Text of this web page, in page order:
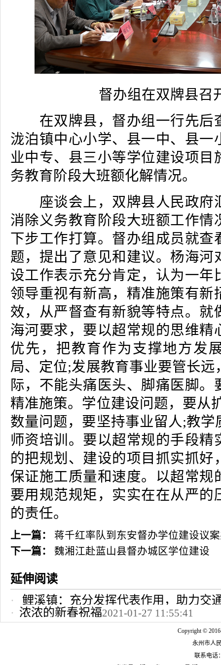
督办组在双牌县召
在双牌县，督办组一行先后
泷泊镇中心小学、县一中、县一
业中专、县三小等学位建设项目
务教育阶段大班额化解情况。
座谈会上，双牌县人民政府
消除义务教育阶段大班额工作情
下步工作打算。督办组成员就查
题，提出了意见和建议。杨海河
设工作表示充分肯定，认为一年
领导重视有新高，精准施策有新
效，从严督查有新貌等特点。就
海河要求，要以超常规的思维精
优先，把教育作为支撑地方发
局、定位;发展教育事业要管长远
际，不能头痛医头、脚痛医脚。
精准施策。学位建设问题，要从
数量问题，要坚持事业留人;教学
师资培训。要以超常规的手段精
的把规划、建设的项目抓实抓好
保证施工质量和速度。以超常规
要用规范规矩，实实在在从严的
的责任。
上一篇：
蒋千红率队到东安督办学位建设议
下一篇：
魏湘江赴蓝山县督办城区学位建设
延伸阅读
鲤溪镇：充分发挥代表作用，助力交
2022-10-24 12:09:37
浓浓的新春祝福2021-01-27 11:55:41
Copyright ©
永州市人
联系电话